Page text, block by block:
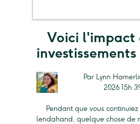
Voici l'impact
investissements
Par Lynn
2026 15h
Pendant que vous
lendahand, quelque chose de